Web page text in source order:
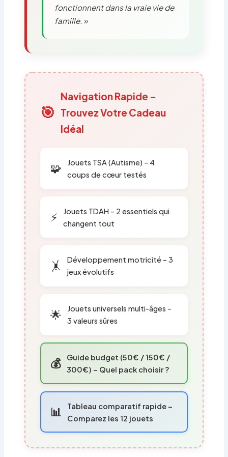
fonctionnent dans la vraie vie de
famille. »
🎯
Navigation Rapide –
Trouvez Votre Cadeau
Idéal
🧩
Jouets TSA (Autisme) – 4
coups de cœur testés
⚡
Jouets TDAH – 2 essentiels qui
changent tout
🤸
Développement motricité – 3
jeux évolutifs
🌟
Jouets universels multi-âges –
3 valeurs sûres
💰
Guide budget (50€ / 150€ /
300€) – Quel pack choisir ?
📊
Tableau comparatif rapide –
Comparez les 12 jouets